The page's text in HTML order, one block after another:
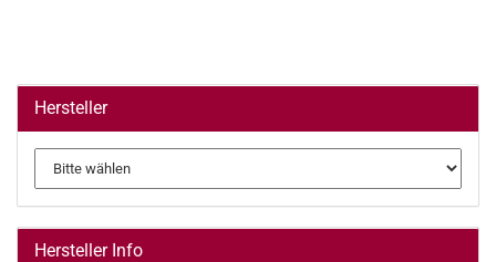
Hersteller
Hersteller Info